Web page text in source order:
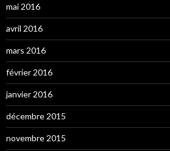
mai 2016
avril 2016
mars 2016
février 2016
janvier 2016
décembre 2015
novembre 2015